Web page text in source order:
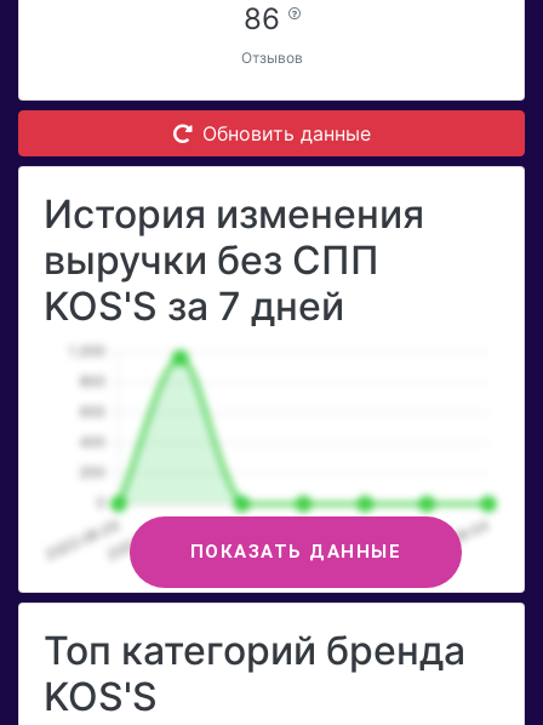
86
Отзывов
Обновить данные
История изменения
выручки без СПП
KOS'S за 7 дней
ПОКАЗАТЬ ДАННЫЕ
Топ категорий бренда
KOS'S